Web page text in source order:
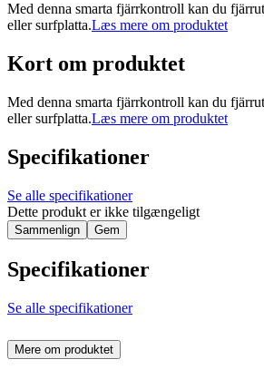
Med denna smarta fjärrkontroll kan du
eller surfplatta.Læs mere om produktet
Kort om produktet
Med denna smarta fjärrkontroll kan du
eller surfplatta.Læs mere om produktet
Specifikationer
Se alle specifikationer
Dette produkt er ikke tilgængeligt
Sammenlign Gem
Specifikationer
Se alle specifikationer
Mere om produktet